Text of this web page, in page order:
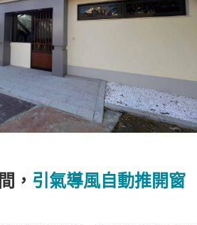
， 引氣導風自動推開窗